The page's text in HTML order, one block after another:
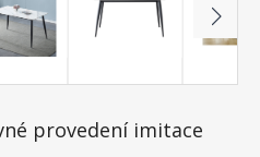
provedení imitace